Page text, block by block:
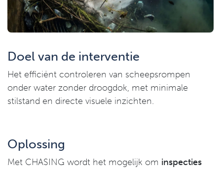
Doel van de interventie
Het efficiënt controleren van scheepsrompen
onder water zonder droogdok, met minimale
stilstand en directe visuele inzichten.
Oplossing
Met CHASING wordt het mogelijk om inspecties